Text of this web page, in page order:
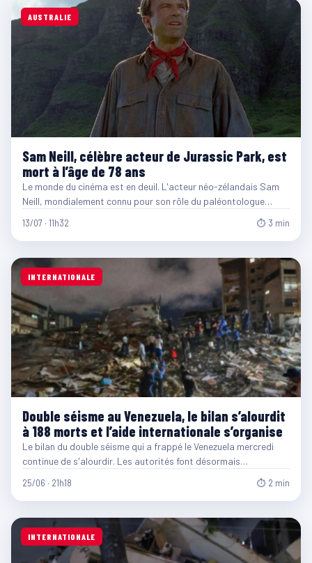
AUSTRALIE
Sam Neill, célèbre acteur de Jurassic Park, est
mort à l’âge de 78 ans
Le monde du cinéma est en deuil. L'acteur néo-zélandais Sam
Neill, mondialement connu pour son rôle du paléontologue…
13/07 · 11h32 ⏱ 3 min
INTERNATIONALE
Double séisme au Venezuela, le bilan s’alourdit
à 188 morts et l’aide internationale s’organise
Le bilan du double séisme qui a frappé le Venezuela mercredi
continue de s'alourdir. Les autorités font désormais…
25/06 · 21h18 ⏱ 2 min
INTERNATIONALE